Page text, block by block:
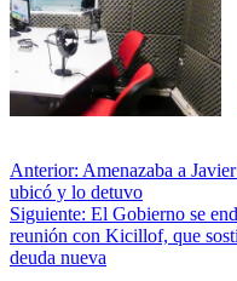
Anterior: Amenazaba a
ubicó y lo detuvo
Siguiente: El Gobierno se
reunión con Kicillof, que
deuda nueva